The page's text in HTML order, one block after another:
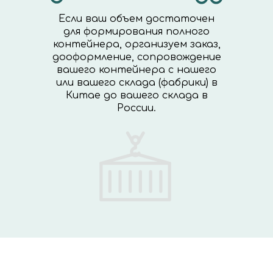
Если ваш объем достаточен
для формирования полного
контейнера, организуем заказ,
дооформление, сопровождение
вашего контейнера с нашего
или вашего склада (фабрики) в
Китае до вашего склада в
России.